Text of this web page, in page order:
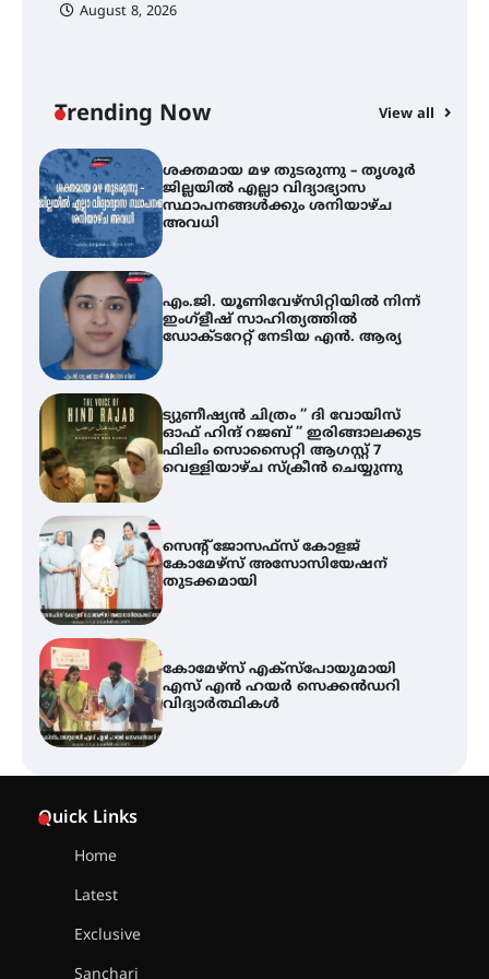
August 8, 2026
Trending Now View all
അവധി
എം.ജി. യൂണിവേഴ്‌സിറ്റിയിൽ നിന്ന്
ഇംഗ്ളീഷ് സാഹിത്യത്തിൽ
ഡോക്ടറേറ്റ് നേടിയ എൻ. ആര്യ
ട്യുണീഷ്യൻ ചിത്രം ” ദി വോയിസ്
ഓഫ് ഹിന്ദ് റജബ് ” ഇരിങ്ങാലക്കുട
ഫിലിം സൊസൈറ്റി ആഗസ്റ്റ് 7
വെള്ളിയാഴ്ച സ്‌ക്രീൻ ചെയ്യുന്നു
സെന്റ് ജോസഫ്സ് കോളജ്
കോമേഴ്‌സ് അസോസിയേഷന്
തുടക്കമായി
കോമേഴ്സ് എക്സ്പോയുമായി
എസ് എൻ ഹയർ സെക്കൻഡറി
വിദ്യാർത്ഥികൾ
ശക്തമായ കാറ്റിന് സാധ്യത –
ആഗസ്റ്റ് 12 വരെ മഴ തുടരും,
തൃശൂർ ജില്ലയിൽ മഞ്ഞ അലർട്ട്
Quick Links
Home
Latest
Exclusive